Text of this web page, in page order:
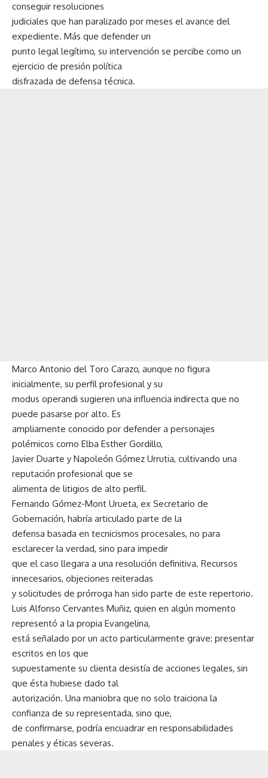
conseguir resoluciones
judiciales que han paralizado por meses el avance del
expediente. Más que defender un
punto legal legítimo, su intervención se percibe como un
ejercicio de presión política
disfrazada de defensa técnica.
Marco Antonio del Toro Carazo, aunque no figura
inicialmente, su perfil profesional y su
modus operandi sugieren una influencia indirecta que no
puede pasarse por alto. Es
ampliamente conocido por defender a personajes
polémicos como Elba Esther Gordillo,
Javier Duarte y Napoleón Gómez Urrutia, cultivando una
reputación profesional que se
alimenta de litigios de alto perfil.
Fernando Gómez-Mont Urueta, ex Secretario de
Gobernación, habría articulado parte de la
defensa basada en tecnicismos procesales, no para
esclarecer la verdad, sino para impedir
que el caso llegara a una resolución definitiva. Recursos
innecesarios, objeciones reiteradas
y solicitudes de prórroga han sido parte de este repertorio.
Luis Alfonso Cervantes Muñiz, quien en algún momento
representó a la propia Evangelina,
está señalado por un acto particularmente grave: presentar
escritos en los que
supuestamente su clienta desistía de acciones legales, sin
que ésta hubiese dado tal
autorización. Una maniobra que no solo traiciona la
confianza de su representada, sino que,
de confirmarse, podría encuadrar en responsabilidades
penales y éticas severas.